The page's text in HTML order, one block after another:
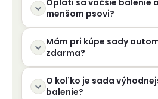
Oplatí sa väčšie balenie
menšom psovi?
Mám pri kúpe sady
zdarma?
O koľko je sada
balenie?